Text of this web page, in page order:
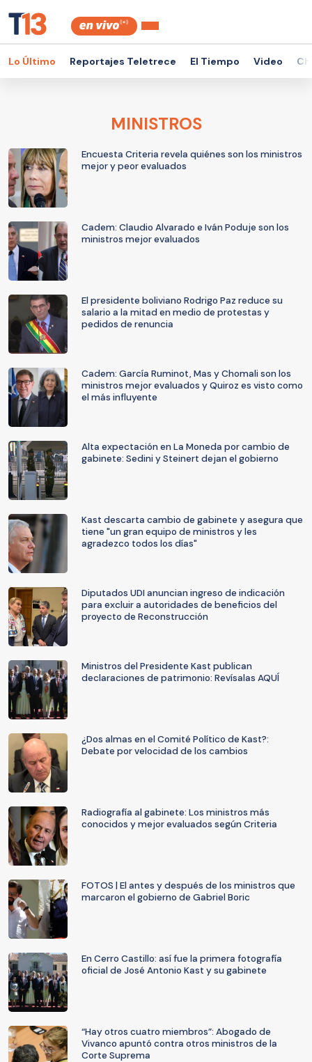
Lo Último Reportajes Teletrece El Tiempo Video
MINISTROS
Encuesta Criteria revela quiénes son los ministros
mejor y peor evaluados
Cadem: Claudio Alvarado e Iván Poduje son los
ministros mejor evaluados
El presidente boliviano Rodrigo Paz reduce su
salario a la mitad en medio de protestas y
pedidos de renuncia
Cadem: García Ruminot, Mas y Chomali son los
ministros mejor evaluados y Quiroz es visto como
el más influyente
Alta expectación en La Moneda por cambio de
gabinete: Sedini y Steinert dejan el gobierno
Kast descarta cambio de gabinete y asegura que
tiene "un gran equipo de ministros y les
agradezco todos los días"
Diputados UDI anuncian ingreso de indicación
para excluir a autoridades de beneficios del
proyecto de Reconstrucción
Ministros del Presidente Kast publican
declaraciones de patrimonio: Revísalas AQUÍ
¿Dos almas en el Comité Político de Kast?:
Debate por velocidad de los cambios
Radiografía al gabinete: Los ministros más
conocidos y mejor evaluados según Criteria
FOTOS | El antes y después de los ministros que
marcaron el gobierno de Gabriel Boric
En Cerro Castillo: así fue la primera fotografía
oficial de José Antonio Kast y su gabinete
“Hay otros cuatro miembros”: Abogado de
Vivanco apuntó contra otros ministros de la
Corte Suprema